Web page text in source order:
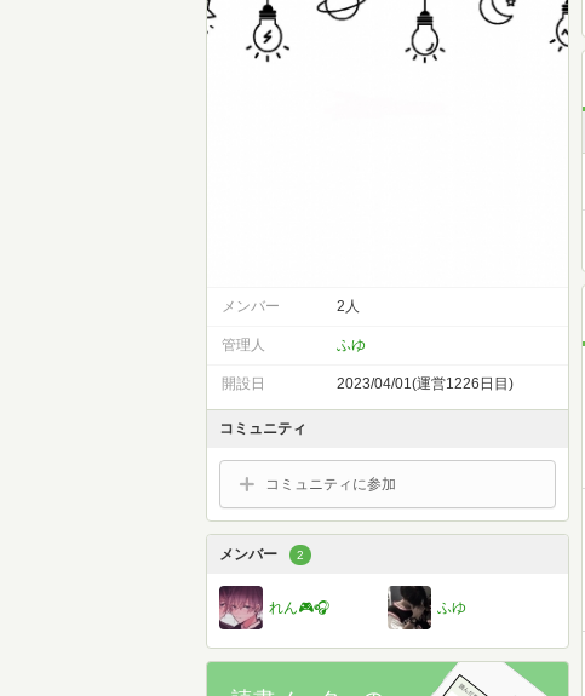
メンバー 2人
管理人 ふゆ
開設日 2023/04/01(運営1226日目)
コミュニティ
コミュニティに参加
メンバー 2
れん🎮🎧 ふゆ